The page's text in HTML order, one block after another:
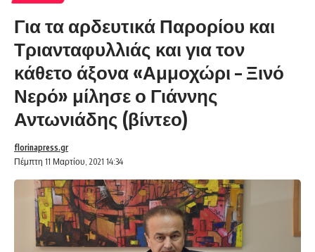
Για τα αρδευτικά Παρορίου και
Τριανταφυλλιάς και για τον
κάθετο άξονα «Αμμοχώρι – Ξινό
Νερό» μίλησε ο Γιάννης
Αντωνιάδης (βίντεο)
Πέμπτη 11 Μαρτίου, 2021 14:34
florinapress.gr